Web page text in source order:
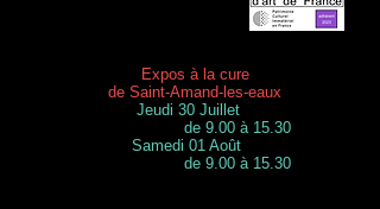
Expos à la cure
de Saint-Amand-les-eaux
Jeudi 30 Juillet
de 9.00 à 15.30
Samedi 01 Août
de 9.00 à 15.30